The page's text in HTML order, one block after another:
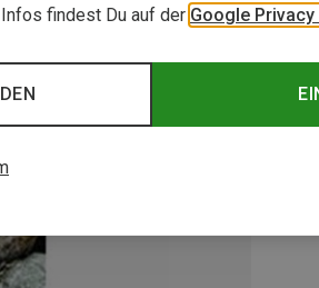
Infos findest Du auf der Google Privacy